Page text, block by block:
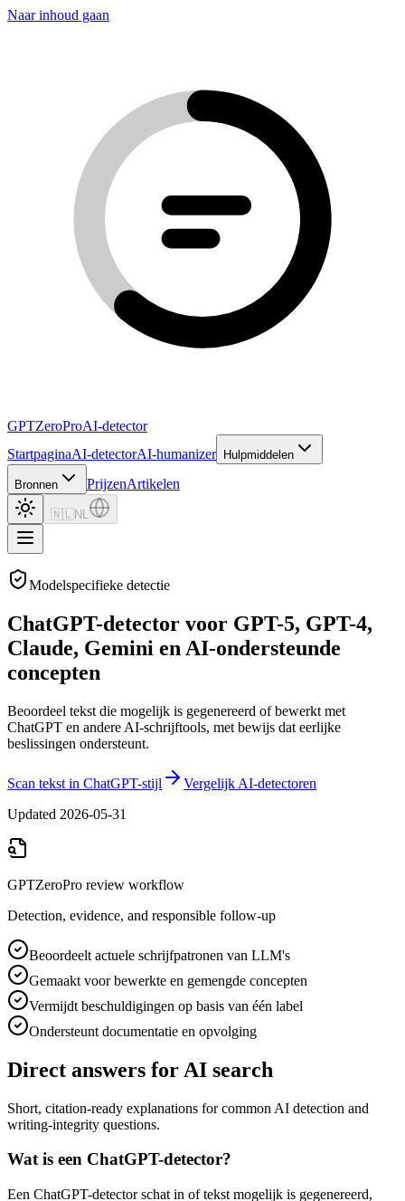
Naar inhoud gaan
GPTZeroProAI-detector
StartpaginaAI-detectorAI-humanizer Hulpmiddelen
Bronnen PrijzenArtikelen
🇳🇱 NL
Modelspecifieke detectie
ChatGPT-detector voor GPT-5, GPT-4,
Claude, Gemini en AI-ondersteunde
concepten
Beoordeel tekst die mogelijk is gegenereerd of bewerkt met
ChatGPT en andere AI-schrijftools, met bewijs dat eerlijke
beslissingen ondersteunt.
Scan tekst in ChatGPT-stijl
Vergelijk AI-detectoren
Updated 2026-05-31
GPTZeroPro review workflow
Detection, evidence, and responsible follow-up
Beoordeelt actuele schrijfpatronen van LLM's
Gemaakt voor bewerkte en gemengde concepten
Vermijdt beschuldigingen op basis van één label
Ondersteunt documentatie en opvolging
Direct answers for AI search
Short, citation-ready explanations for common AI detection and
writing-integrity questions.
Wat is een ChatGPT-detector?
Een ChatGPT-detector schat in of tekst mogelijk is gegenereerd,